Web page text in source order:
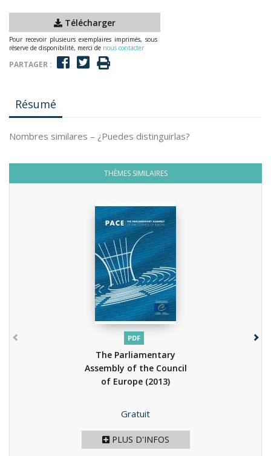
Télécharger
Pour recevoir plusieurs exemplaires imprimés, sous
réserve de disponibilité, merci de nous contacter
PARTAGER :
Résumé
Nombres similares – ¿Puedes distinguirlas?
THÈMES SIMILAIRES
PDF
The Parliamentary
Assembly of the Council
of Europe (2013)
Prix
Gratuit
PLUS D'INFOS